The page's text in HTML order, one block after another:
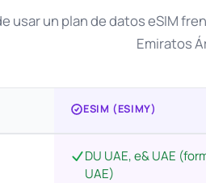
usar un plan de datos eSIM
Emiratos
ESIM (ESIMY)
DU UAE, e& UAE
UAE)